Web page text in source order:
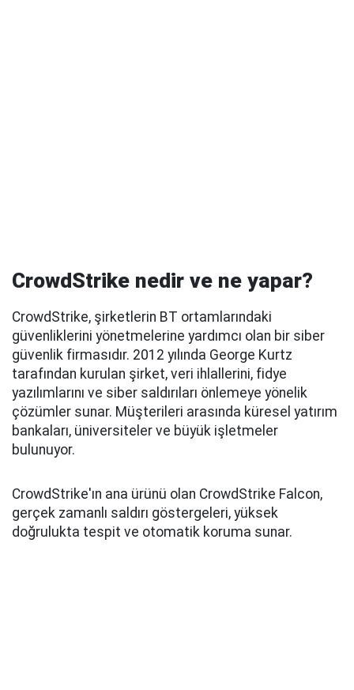
CrowdStrike nedir ve ne yapar?
CrowdStrike, şirketlerin BT ortamlarındaki
güvenliklerini yönetmelerine yardımcı olan bir siber
güvenlik firmasıdır. 2012 yılında George Kurtz
tarafından kurulan şirket, veri ihlallerini, fidye
yazılımlarını ve siber saldırıları önlemeye yönelik
çözümler sunar. Müşterileri arasında küresel yatırım
bankaları, üniversiteler ve büyük işletmeler
bulunuyor.
CrowdStrike'ın ana ürünü olan CrowdStrike Falcon,
gerçek zamanlı saldırı göstergeleri, yüksek
doğrulukta tespit ve otomatik koruma sunar.